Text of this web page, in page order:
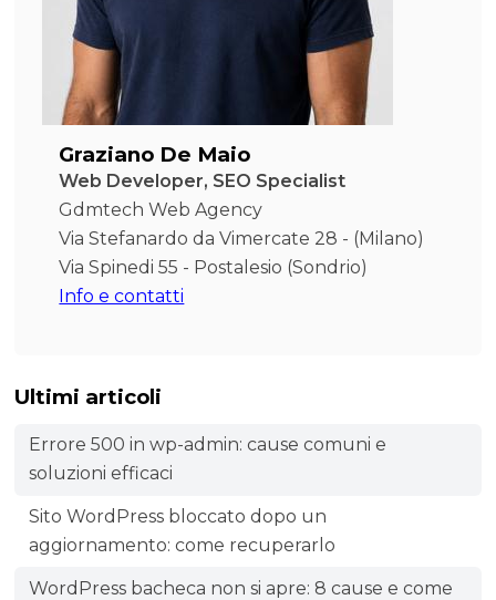
Graziano De Maio
Web Developer, SEO Specialist
Gdmtech Web Agency
Via Stefanardo da Vimercate 28 - (Milano)
Via Spinedi 55 - Postalesio (Sondrio)
Info e contatti
Ultimi articoli
Errore 500 in wp-admin: cause comuni e
soluzioni efficaci
Sito WordPress bloccato dopo un
aggiornamento: come recuperarlo
WordPress bacheca non si apre: 8 cause e come